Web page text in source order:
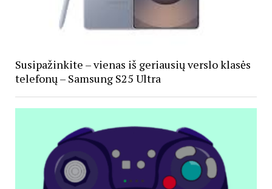
Susipažinkite – vienas iš geriausių verslo klasės
telefonų – Samsung S25 Ultra